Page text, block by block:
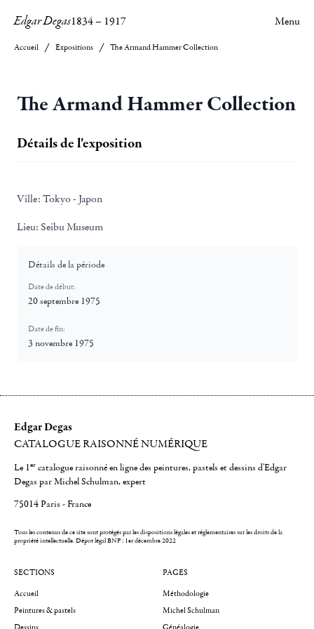
Edgar Degas1834– 1917 Menu
Accueil Expositions The Armand Hammer Collection
The Armand Hammer Collection
Détails de l'exposition
Ville: Tokyo - Japon
Lieu: Seibu Museum
Détails de la période
Date de début:
20 septembre 1975
Date de fin:
3 novembre 1975
Edgar Degas
CATALOGUE RAISONNÉ NUMÉRIQUE
Le 1er catalogue raisonné en ligne des peintures, pastels et dessins d'Edgar
Degas par Michel Schulman, expert
75014 Paris - France
Tous les contenus de ce site sont protégés par les dispositions légales et réglementaires sur les droits de la
propriété intellectuelle.Dépot légal BNF : 1er décembre 2022
SECTIONS
Accueil
Peintures & pastels
PAGES
Méthodologie
Michel Schulman